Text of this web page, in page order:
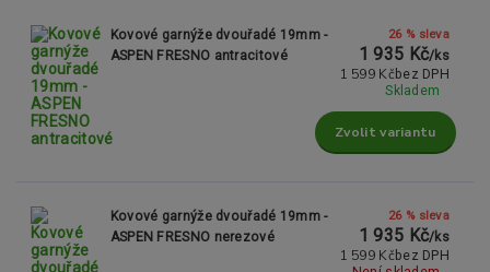
Kovové garnýže dvouřadé 19mm -
ASPEN FRESNO antracitové
26 % sleva
1 935 Kč/ks
1 599 Kč bez DPH
Skladem
Zvolit variantu
Kovové garnýže dvouřadé 19mm -
ASPEN FRESNO nerezové
26 % sleva
1 935 Kč/ks
1 599 Kč bez DPH